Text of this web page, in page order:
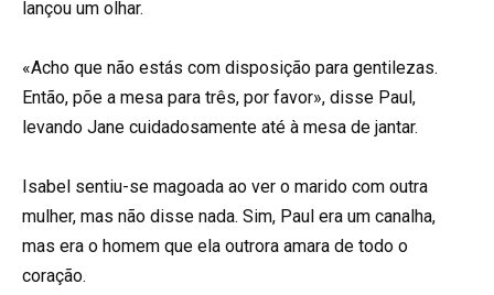
lançou um olhar.
«Acho que não estás com disposição para gentilezas.
Então, põe a mesa para três, por favor», disse Paul,
levando Jane cuidadosamente até à mesa de jantar.
Isabel sentiu-se magoada ao ver o marido com outra
mulher, mas não disse nada. Sim, Paul era um canalha,
mas era o homem que ela outrora amara de todo o
coração.